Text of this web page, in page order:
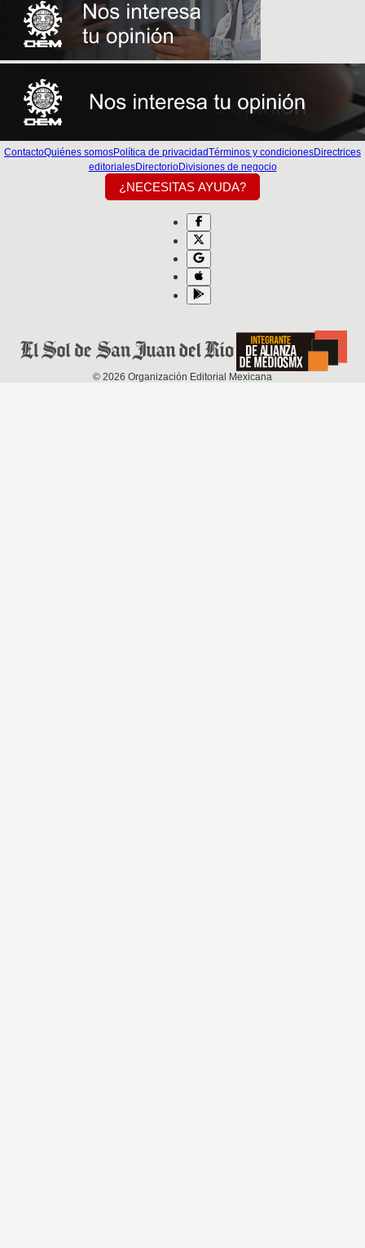
ContactoQuiénes somosPolítica de privacidadTérminos y condicionesDirectrices
editorialesDirectorioDivisiones de negocio
¿NECESITAS AYUDA?
© 2026 Organización Editorial Mexicana